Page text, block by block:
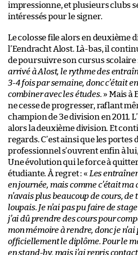
impressionne, et plusieurs clubs
intéressés pour le signer.
Le colosse file alors en deuxième
l’Eendracht Alost. Là-bas, il
de poursuivre son cursus scolaire
arrivé à Alost, le rythme des
3-4 fois par semaine, donc c’était
combiner avec les études. » Mais à
ne cesse de progresser, raflant
champion de 3e division en 2011.
alors la deuxième division. Et
regards. C’est ainsi que les portes
professionnel s’ouvrent enfin à
Une évolution qui le force à quitter
étudiante. À regret : « Les
en journée, mais comme c’était ma
n’avais plus beaucoup de cours, de
loupais. Je n’ai pas pu faire de
j’ai dû prendre des cours pour
mon mémoire à rendre, donc je n’ai
officiellement le diplôme. Pour le
en stand-by, mais j’ai repris